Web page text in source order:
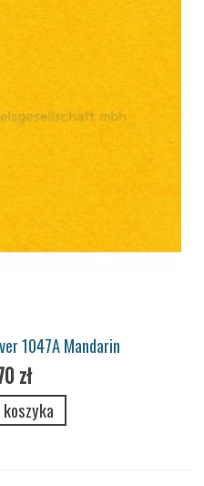
1047A Mandarin
zł